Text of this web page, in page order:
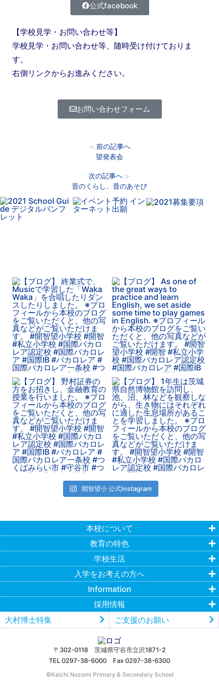
公式facebook
【学校見学・お問い合わせ等】
学校見学・お問い合わせ等、随時受け付けておりま
す。
右側リンクからお進みください。
お問い合わせフォーム
≪ 前の記事へ
望発表会
次の記事へ ≫
昔のくらし、昔のあそび
開智望小 公式Instagram
〒302-0118 茨城県守谷市立沢1871-2
TEL 0297-38-6000 Fax 0297-38-6300
本校について
教育の特色
学校生活
入学をお考えの方へ
Information
採用情報
大村博士特集
ご支援のお願い
©︎Kaichi Nozomi Primary & Secondary School